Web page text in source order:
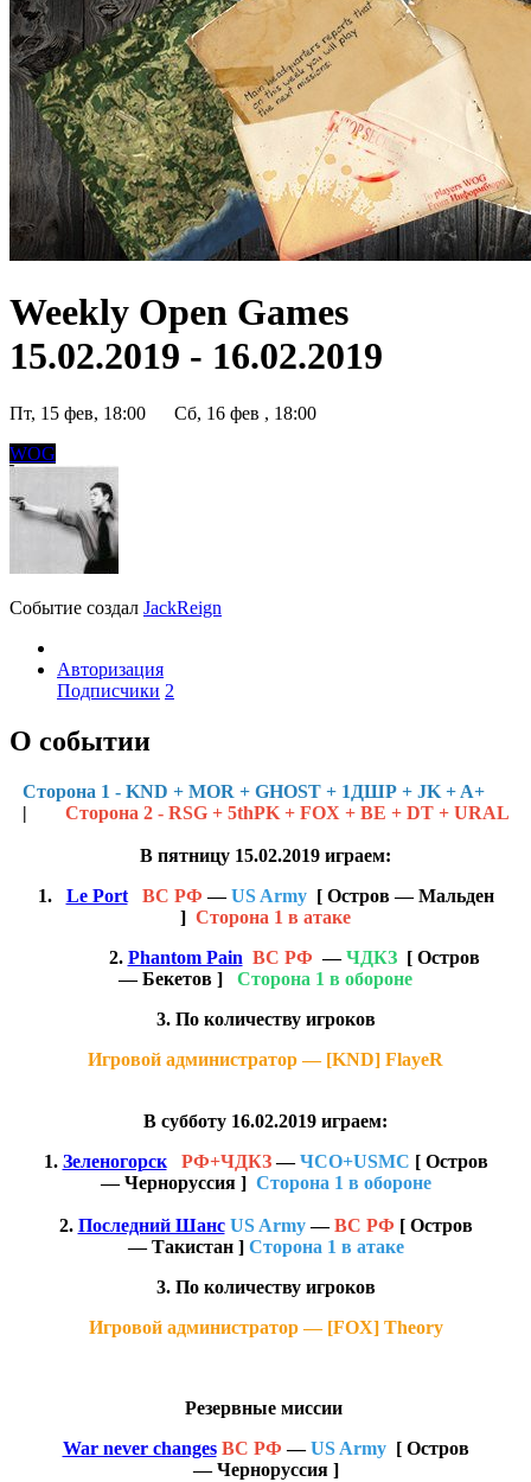
Weekly Open Games
15.02.2019 - 16.02.2019
Пт, 15 фев, 18:00
Сб, 16 фев , 18:00
WOG
Событие создал JackReign
Авторизация
Подписчики 2
О событии
Сторона 1 - KND + MOR + GHOST + 1ДШР + JK + A+
| Сторона 2 - RSG + 5thPK + FOX + BE + DT + URAL
В пятницу 15.02.2019 играем:
1. Le Port ВС РФ —US Army[ Остров — Мальден
] Сторона 1 в атаке
2. Phantom Pain ВС РФ —ЧДКЗ[ Остров
— Бекетов ] Сторона 1 в обороне
3. По количеству игроков
Игровой администратор — [KND] FlayeR
В субботу 16.02.2019 играем:
1. Зеленогорск РФ+ЧДКЗ—Ч СО+USMC [ Остров
— Че рнорусси я ] Сторона 1 в обороне
2. Последний Шанс U S Ar my—ВС РФ [ Остров
— Такистан ] Сторона 1 в атаке
3. По количеству игроков
Игровой администратор — [FOX] Theory
Резервные миссии
War never changes ВС РФ —US Army[ Остров
— Черноруссия ]